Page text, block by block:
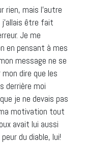
rien, mais l’autre
être fait
Je me
en pensant à mes
message ne se
dire que les
derrière moi
je ne devais pas
motivation tout
avait lui aussi
du diable, lui!